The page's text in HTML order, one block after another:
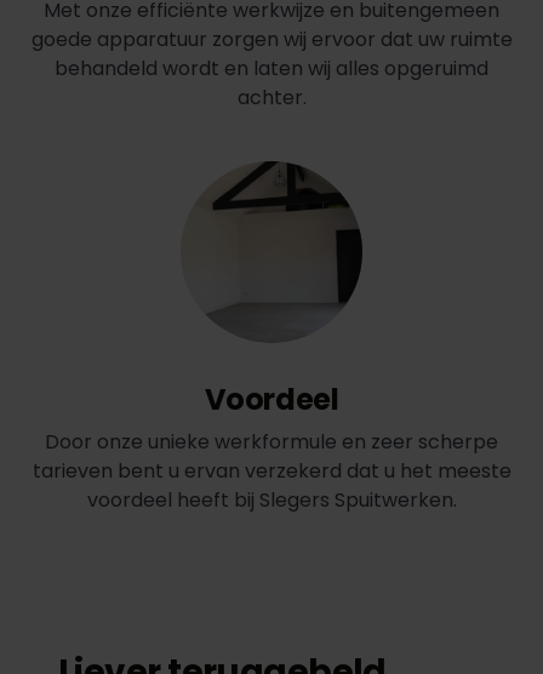
Met onze efficiënte werkwijze en buitengemeen
goede apparatuur zorgen wij ervoor dat uw ruimte
behandeld wordt en laten wij alles opgeruimd
achter.
Voordeel
Door onze unieke werkformule en zeer scherpe
tarieven bent u ervan verzekerd dat u het meeste
voordeel heeft bij Slegers Spuitwerken.